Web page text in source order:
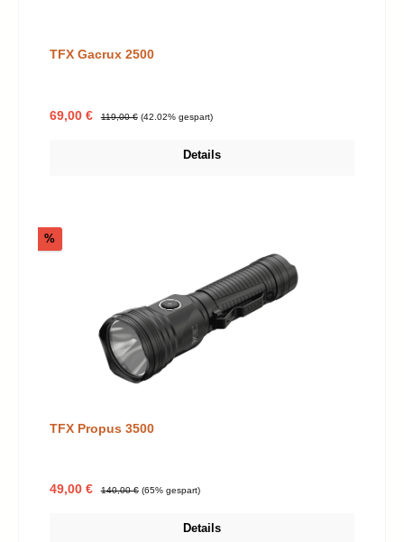
TFX Gacrux 2500
Verkaufspreis:
69,00 € Regulärer Preis:
119,00 € (42.02% gespart)
Details
%Rabatt
TFX Propus 3500
Verkaufspreis:
49,00 € Regulärer Preis:
140,00 € (65% gespart)
Details